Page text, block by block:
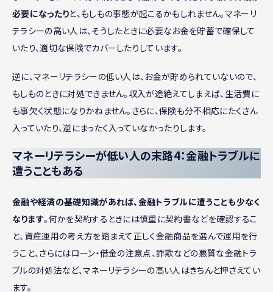
必要になったりと、もしもの事態が起こるかもしれません。マネーリ
テラシーの高い人は、そうしたときに必要なお金を貯蓄で確保して
いたり、適切な保険でカバーしたりしています。
逆に、マネーリテラシーの低い人は、お金が貯められていないので、
もしものときに対処できません。収入が途絶えてしまえば、生活費に
も事欠く状態になりかねません。さらに、保険も分不相応にたくさん
入っていたり、逆にまったく入っていなかったりします。
マネーリテラシーが低い人の末路4：金融トラブルに
遭うこともある
金融や経済の基礎知識があれば、金融トラブルに遭うことも少なく
なります。何かを契約するときには慎重に契約書などを確認するこ
と、資産運用の考え方を踏まえて正しく金融商品を選んで運用を行
うこと、さらにはローン・借金の注意点、詐欺などの悪質な金融トラ
ブルの対処法など、マネーリテラシーの高い人はきちんと押さえてい
ます。